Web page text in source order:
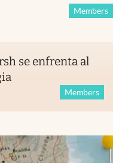
Members
se enfrenta al
Members